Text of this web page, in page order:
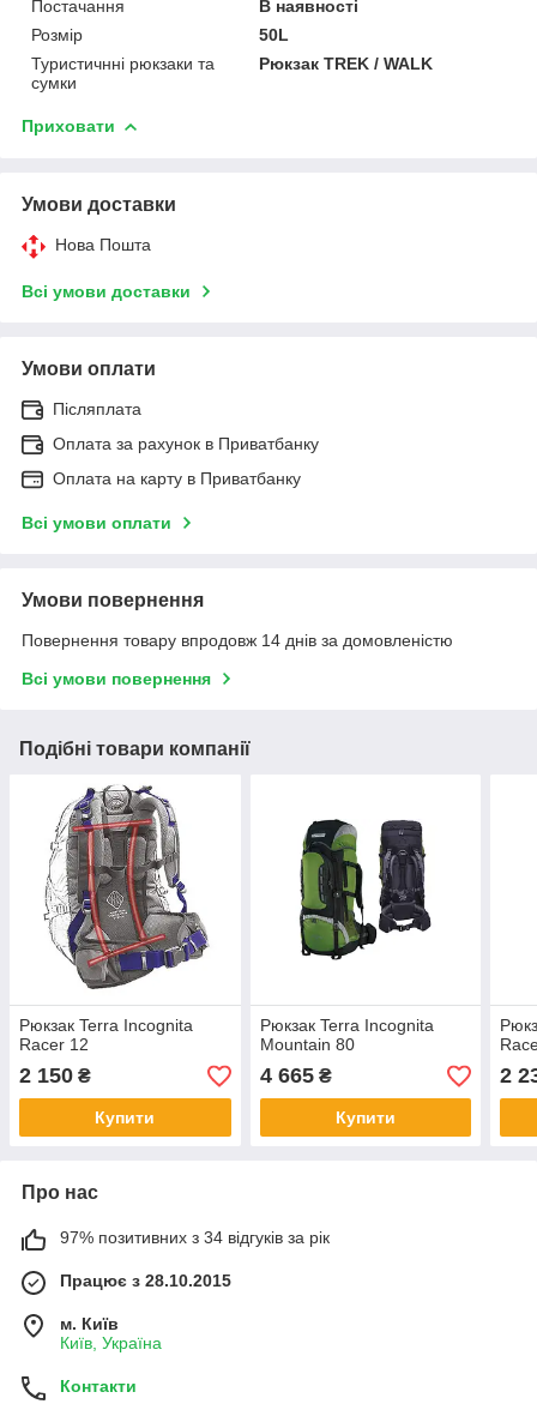
Постачання
В наявності
Розмір
50L
Туристичнні рюкзаки та
сумки
Рюкзак TREK / WALK
Приховати
Умови доставки
Нова Пошта
Всі умови доставки
Умови оплати
Післяплата
Оплата за рахунок в Приватбанку
Оплата на карту в Приватбанку
Всі умови оплати
Умови повернення
Повернення товару впродовж 14 днів за домовленістю
Всі умови повернення
Подібні товари компанії
Рюкзак Terra Incognita
Racer 12
2 150 ₴
Купити
Рюкзак Terra Incognita
Mountain 80
4 665₴
Купити
2
Про нас
97% позитивних з 34 відгуків за рік
Працює з 28.10.2015
м. Київ
Київ, Україна
Контакти